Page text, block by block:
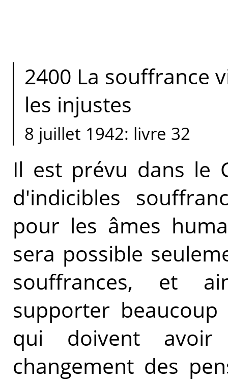
2400 La souffrance
les injustes
8 juillet 1942: livre 32
Il est prévu dans le
d'indicibles
pour les âmes
sera possible
souffrances, et
supporter
qui doivent avoir
changement des